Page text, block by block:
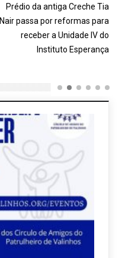
Prédio da antiga Creche Tia
Nair passa por reformas para
receber a Unidade IV do
Instituto Esperança